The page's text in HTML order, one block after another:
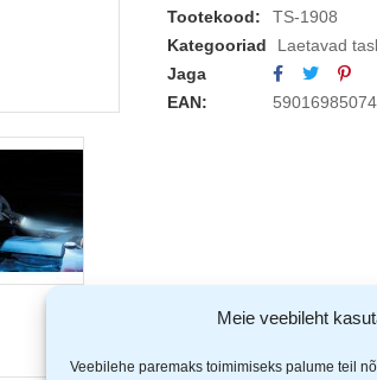
Meie veebileht
Veebilehe paremaks toimimiseks palume teil
Tootekood:
TS-1908
Kategooriad
Laetavad
Jaga
EAN: